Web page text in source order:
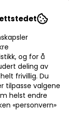
og for å
deling av
frivillig. Du
tilpasse valgene
helst endre
«personvern»